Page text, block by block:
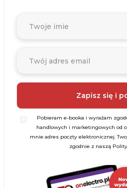
Pobieram e-booka i wyrażam
handlowych i marketingowych od
mnie adres poczty elektronicznej.
zgodnie z naszą